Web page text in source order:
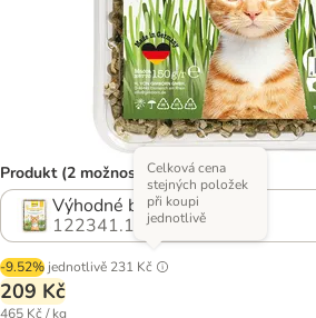
Produkt (2 možností)
Výhodné balení 3 x 150 g
122341.1
-9.52% jednotlivě 231 Kč
Celková cena
stejných položek
při koupi
jednotlivě
209 Kč
465 Kč / kg